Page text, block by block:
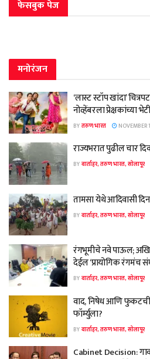
फेसबुक पेज
मनोरंजन
‘लास्ट स्टॉप खांदा’
नोव्हेंबरला प्रेक्षकांच्या
BYतरुण भारत NOVEMBER
राज्यभरात पुढील चार
BYवार्ताहर, तरुण भारत, सोलापूर
तामसा येथे आदिवासी
BYवार्ताहर, तरुण भारत, सोलापूर
रंगभूमीचे नवे पाऊल;
देईल ‘प्रायोगिक रंगमंच
BYवार्ताहर, तरुण भारत, सोलापूर
वाद, निषेध आणि फुकटची
फॉर्म्युला?
BYवार्ताहर, तरुण भारत, सोलापूर
Cabinet Decision: